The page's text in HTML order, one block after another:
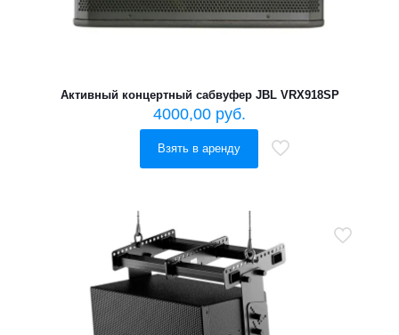
Активный концертный сабвуфер JBL VRX918SP
4000,00 руб.
Взять в аренду